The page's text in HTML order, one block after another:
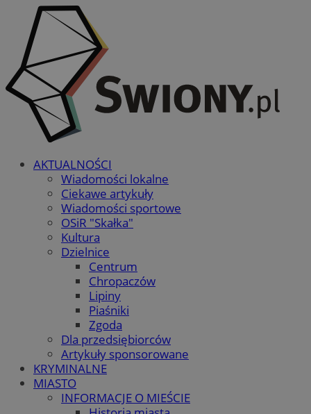
AKTUALNOŚCI
Wiadomości lokalne
Ciekawe artykuły
Wiadomości sportowe
OSiR "Skałka"
Kultura
Dzielnice
Centrum
Chropaczów
Lipiny
Piaśniki
Zgoda
Dla przedsiębiorców
Artykuły sponsorowane
KRYMINALNE
MIASTO
INFORMACJE O MIEŚCIE